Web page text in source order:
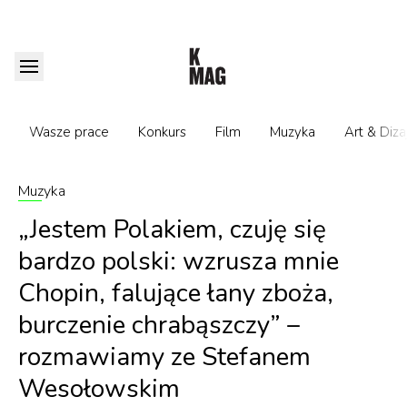
Wasze prace Konkurs Film Muzyka Art &
Muzyka
„Jestem Polakiem, czuję się
bardzo polski: wzrusza mnie
Chopin, falujące łany zboża,
burczenie chrabąszczy” –
rozmawiamy ze Stefanem
Wesołowskim